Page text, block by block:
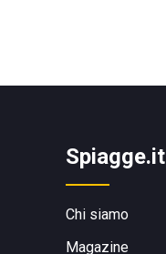
Spiagge.it
Chi siamo
Magazine